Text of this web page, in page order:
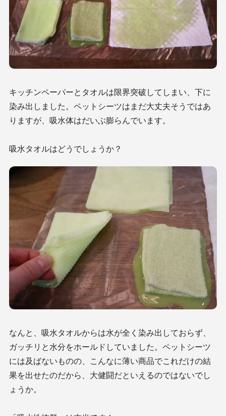
キッチンペーパーとタオルは限界突破してしまい、下に
染み出しました。ペットシーツはまだ大丈夫そうではあ
りますが、吸水体はだいぶ膨らんでいます。
吸水タオルはどうでしょうか？
なんと、吸水タオルからは水が全く染み出しておらず、
ガッチリと水分をホールドしていました。ペットシーツ
には及ばないものの、こんなに薄い商品でこれだけの結
果を出せたのだから、大健闘だといえるのではないでし
ょうか。